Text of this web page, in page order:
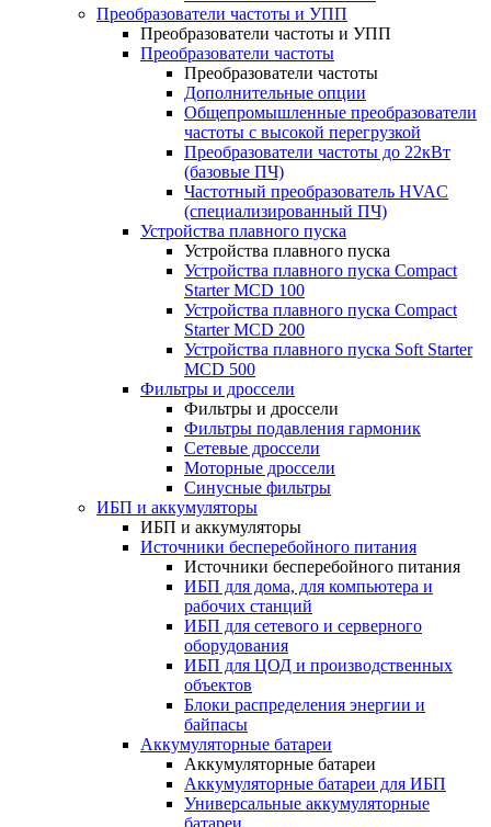
Преобразователи частоты и УПП
Преобразователи частоты и УПП
Преобразователи частоты
Преобразователи частоты
Дополнительные опции
Общепромышленные преобразователи
частоты с высокой перегрузкой
Преобразователи частоты до 22кВт
(базовые ПЧ)
Частотный преобразователь HVAC
(специализированный ПЧ)
Устройства плавного пуска
Устройства плавного пуска
Устройства плавного пуска Compact
Starter MCD 100
Устройства плавного пуска Compact
Starter MCD 200
Устройства плавного пуска Soft Starter
MCD 500
Фильтры и дроссели
Фильтры и дроссели
Фильтры подавления гармоник
Сетевые дроссели
Моторные дроссели
Синусные фильтры
ИБП и аккумуляторы
ИБП и аккумуляторы
Источники бесперебойного питания
Источники бесперебойного питания
ИБП для дома, для компьютера и
рабочих станций
ИБП для сетевого и серверного
оборудования
ИБП для ЦОД и производственных
объектов
Блоки распределения энергии и
байпасы
Аккумуляторные батареи
Аккумуляторные батареи
Аккумуляторные батареи для ИБП
Универсальные аккумуляторные
батареи